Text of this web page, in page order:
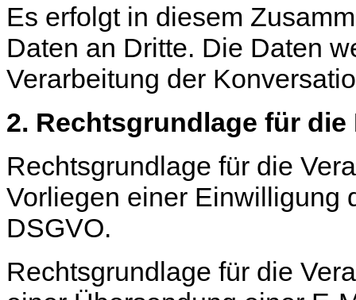
Es erfolgt in diesem
Daten an Dritte. Die Daten
Verarbeitung der
2. Rechtsgrundlage für
Rechtsgrundlage für die
Vorliegen einer Einwilligung
DSGVO.
Rechtsgrundlage für die